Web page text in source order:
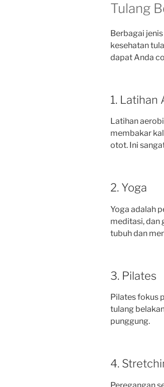
Tulang
Berbagai
kesehatan
dapat Anda
1. Latihan
Latihan
membakar
otot. Ini
2. Yoga
Yoga adalah
meditasi, dan
tubuh dan
3. Pilates
Pilates fokus
tulang
punggung.
4.